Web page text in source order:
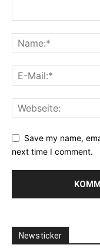
Save my name,
next time I comment.
Newsticker